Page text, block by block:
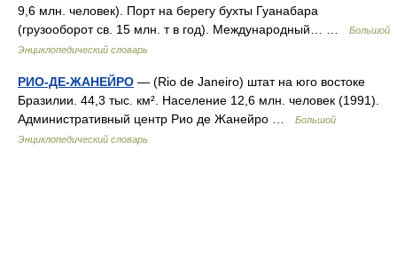
9,6 млн. человек). Порт на берегу бухты Гуанабара
(грузооборот св. 15 млн. т в год). Международный… …
Большой
Энциклопедический словарь
РИО-ДЕ-ЖАНЕЙРО — (Rio de Janeiro) штат на юго востоке
Бразилии. 44,3 тыс. км². Население 12,6 млн. человек (1991).
Административный центр Рио де Жанейро …
Большой
Энциклопедический словарь